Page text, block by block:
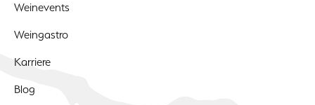
Weinevents
Weingastro
Karriere
Blog